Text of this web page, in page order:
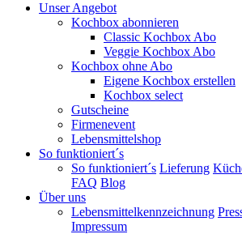
Unser Angebot
Kochbox abonnieren
Classic Kochbox Abo
Veggie Kochbox Abo
Kochbox ohne Abo
Eigene Kochbox erstellen
Kochbox select
Gutscheine
Firmenevent
Lebensmittelshop
So funktioniert´s
So funktioniert´s Lieferung
FAQ Blog
Über uns
Lebensmittelkennzeichnung
Impressum